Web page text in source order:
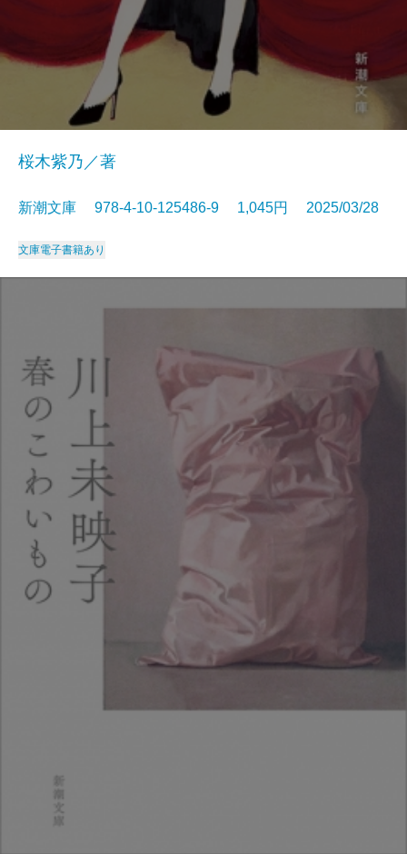
桜木紫乃／著
新潮文庫 978-4-10-125486-9 1,045円 2025/03/28
文庫電子書籍あり